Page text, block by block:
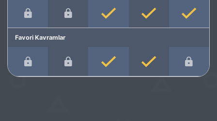
Favori Kavramlar